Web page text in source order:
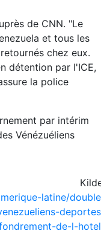
de CNN. "Le
et tous les
chez eux.
détention par l'ICE,
la police
par intérim
Vénézuéliens
latine/
de-l-